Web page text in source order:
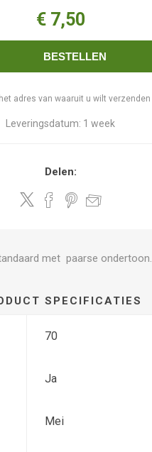
€ 7,50
BESTELLEN
adres van waaruit u wilt verzenden
Leveringsdatum: 1 week
Delen:
met paarse ondertoon.
SPECIFICATIES
70
Ja
Mei